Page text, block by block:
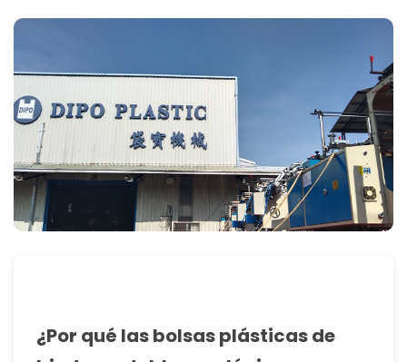
¿Por qué las bolsas plásticas de